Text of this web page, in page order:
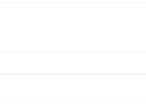
çıkardığı zaman bir şey
çıkardığı zaman hiçbir şey
analarınızın karınlarından
hiç bir şey bilmezken çıkardı
verdi.
kendiniz hiç bir şey